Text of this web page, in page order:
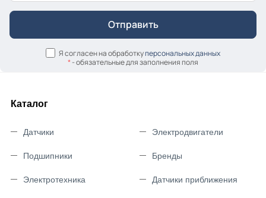
Я согласен на обработкуперсональных данных
*- обязательные для заполнения поля
Каталог
Датчики
Подшипники
Электротехника
Электродвигатели
Бренды
Датчики приближения